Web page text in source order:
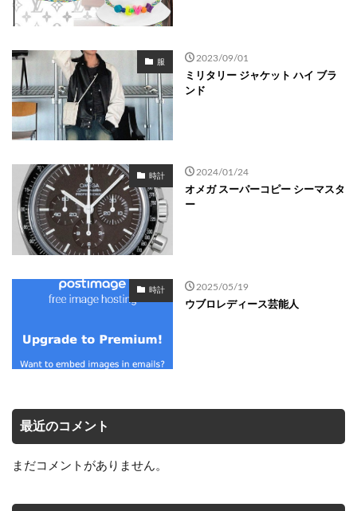
服 2023/09/01
ミリタリー ジャケット ハイ ブラ
ンド
時計 2024/01/24
オメガ スーパーコピー シーマスタ
ー
時計 2025/05/19
ウブロレディース芸能人
最近のコメント
まだコメントがありません。